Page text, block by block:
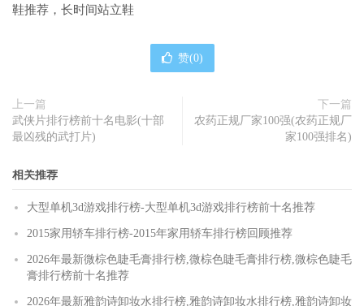
鞋推荐，长时间站立鞋
赞(0)
上一篇
武侠片排行榜前十名电影(十部
最凶残的武打片)
下一篇
农药正规厂家100强(农药正规厂
家100强排名)
相关推荐
大型单机3d游戏排行榜-大型单机3d游戏排行榜前十名推荐
2015家用轿车排行榜-2015年家用轿车排行榜回顾推荐
2026年最新微棕色睫毛膏排行榜,微棕色睫毛膏排行榜,微棕色睫毛
膏排行榜前十名推荐
2026年最新雅韵诗卸妆水排行榜,雅韵诗卸妆水排行榜,雅韵诗卸妆